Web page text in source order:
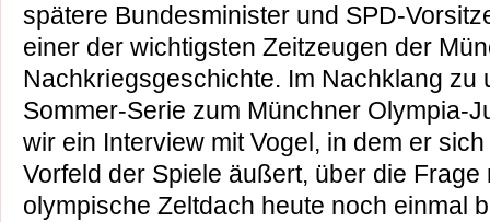
spätere Bundesminister und SPD-
einer der wichtigsten Zeitzeugen der
Nachkriegsgeschichte. Im Nachklang zu
Sommer-Serie zum Münchner Olympia-
wir ein Interview mit Vogel, in dem er
Vorfeld der Spiele äußert, über die
olympische Zeltdach heute noch einmal